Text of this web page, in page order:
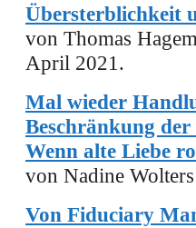
Übersterblichkeit
von Thomas
April 2021.
Mal wieder
Beschränkung
Wenn alte Liebe
von Nadine
Von Fiduciary